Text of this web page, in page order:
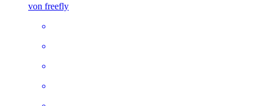
von freefly